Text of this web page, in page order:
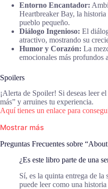
Entorno Encantador:
Heartbreaker Bay, la
pueblo pequeño.
Diálogo Ingenioso: El
atractivo, mostrando su
Humor y Corazón: La
emocionales más profundos
Spoilers
¡Alerta de Spoiler! Si deseas leer
más” y arruines tu experiencia.
Aquí tienes un enlace para
Mostrar más
Preguntas Frecuentes sobre
¿Es este libro parte de una
Sí, es la quinta entrega de la
puede leer como una